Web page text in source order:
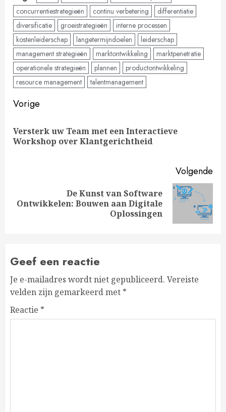
concurrentiestrategieën
continu verbetering
differentiatie
diversificatie
groeistrategieën
interne processen
kostenleiderschap
langetermijndoelen
leiderschap
management strategieën
marktontwikkeling
marktpenetratie
operationele strategieën
plannen
productontwikkeling
resource management
talentmanagement
Doorgaan
met
lezen
Vorige
Versterk uw Team met een Interactieve
Workshop over Klantgerichtheid
Volgende
Volgende
De Kunst van Software
Ontwikkelen: Bouwen aan Digitale
Oplossingen
Geef een reactie
Je e-mailadres wordt niet gepubliceerd. Vereiste
velden zijn gemarkeerd met *
Reactie *